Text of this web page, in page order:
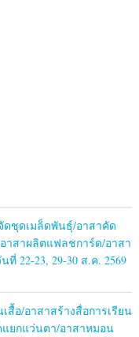
ดชุดเมล็ดพันธุ์/อาสาคัด
าสาผลิตแฟลชการ์ด/อาสา
22-23, 29-30 ส.ค. 2569
สื้อ/อาสาสร้างสื่อการเรียน
ยกแว่นตา/อาสาหมอน